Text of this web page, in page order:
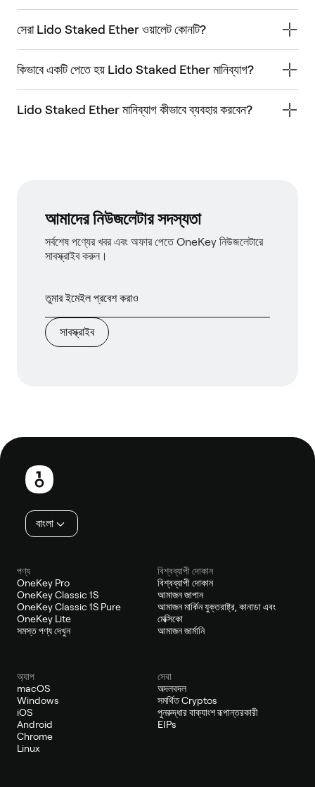
সেরা Lido Staked Ether ওয়ালেট কোনটি?
কিভাবে একটি পেতে হয় Lido Staked Ether মানিব্যাগ?
Lido Staked Ether মানিব্যাগ কীভাবে ব্যবহার করবেন?
আমাদের নিউজলেটার সদস্যতা
সর্বশেষ পণ্যের খবর এবং অফার পেতে OneKey নিউজলেটারে
সাবস্ক্রাইব করুন।
সাবস্ক্রাইব
পাদলেখ
বাংলা
পণ্য
OneKey Pro
OneKey Classic 1S
OneKey Classic 1S Pure
OneKey Lite
সমস্ত পণ্য দেখুন
বিশ্বব্যাপী দোকান
বিশ্বব্যাপী দোকান
আমাজন জাপান
আমাজন মার্কিন যুক্তরাষ্ট্র, কানাডা এবং
মেক্সিকো
আমাজন জার্মানি
অ্যাপ
macOS
Windows
iOS
Android
Chrome
Linux
সেবা
অদলবদল
সমর্থিত Cryptos
পুনরুদ্ধার বাক্যাংশ রূপান্তরকারী
EIPs